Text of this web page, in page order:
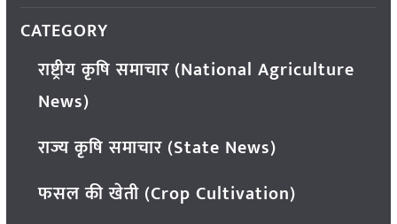
CATEGORY
राष्ट्रीय कृषि समाचार (National Agriculture
News)
राज्य कृषि समाचार (State News)
फसल की खेती (Crop Cultivation)